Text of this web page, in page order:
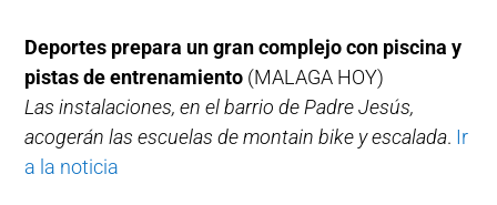
Deportes prepara un gran complejo con piscina y
pistas de entrenamiento (MALAGA HOY)
Las instalaciones, en el barrio de Padre Jesús,
acogerán las escuelas de montain bike y escalada. Ir
a la noticia